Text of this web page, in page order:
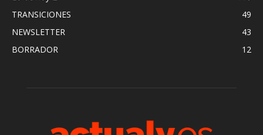
TRANSICIONES
49
NEWSLETTER
43
BORRADOR
12